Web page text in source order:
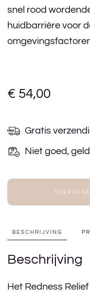
snel rood
huidbarrière voor
€ 54,00
Gratis
Niet goed,
BESCHRIJVING
Beschrijving
Het Redness